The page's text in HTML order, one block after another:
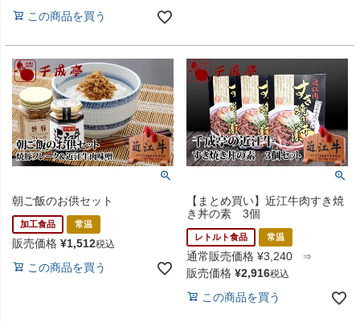
この商品を買う
朝ご飯のお供セット
加工食品 常温
販売価格 ¥1,512税込
この商品を買う
【まとめ買い】近江牛肉すき焼
き丼の素 3個
レトルト食品 常温
通常販売価格 ¥3,240 ⇒
販売価格 ¥2,916税込
この商品を買う